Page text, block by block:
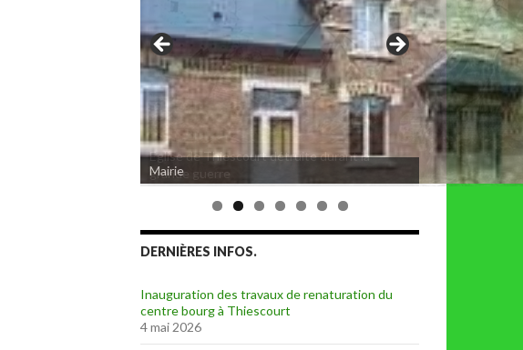
Eglise de Thiescourt détruite durant la
grande guerre
DERNIÈRES INFOS.
Inauguration des travaux de renaturation du
centre bourg à Thiescourt
4 mai 2026